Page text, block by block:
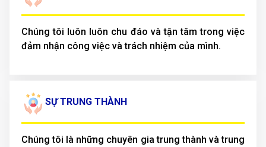
Chúng tôi luôn luôn chu đáo và tận tâm trong việc
đảm nhận công việc và trách nhiệm của mình.
SỰ TRUNG THÀNH
Chúng tôi là những chuyên gia trung thành và trung